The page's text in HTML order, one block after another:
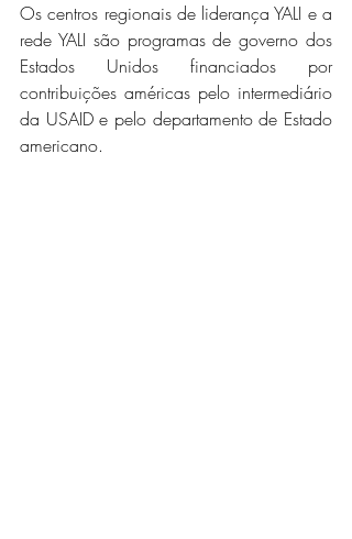
Os centros regionais de liderança YALI e a
rede YALI são programas de governo dos
Estados Unidos financiados por
contribuições américas pelo intermediário
da USAID e pelo departamento de Estado
americano.